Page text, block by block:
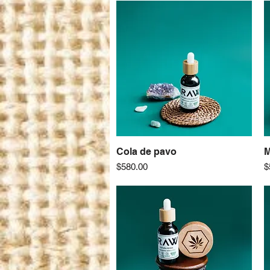
Vista rápida
Cola de pavo
Precio
$580.00